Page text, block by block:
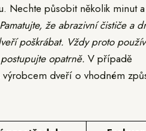
Nechte působit několik minut
Pamatujte, že abrazivní čističe a
poškrábat. Vždy proto
opatrně. V případě
dveří o vhodném